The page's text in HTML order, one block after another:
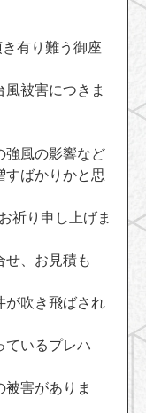
有り難う御座
被害につきま
強風の影響など
すばかりかと思
祈り申し上げま
せ、お見積も
が吹き飛ばされ
ているプレハ
害がありま